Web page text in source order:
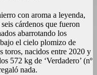
con aroma a leyenda,
cárdenos que fueron
abarrotando los
el cielo plomizo de
toros, nacidos entre 2020 y
572 kg de ‘Verdadero’ (nº
nada.